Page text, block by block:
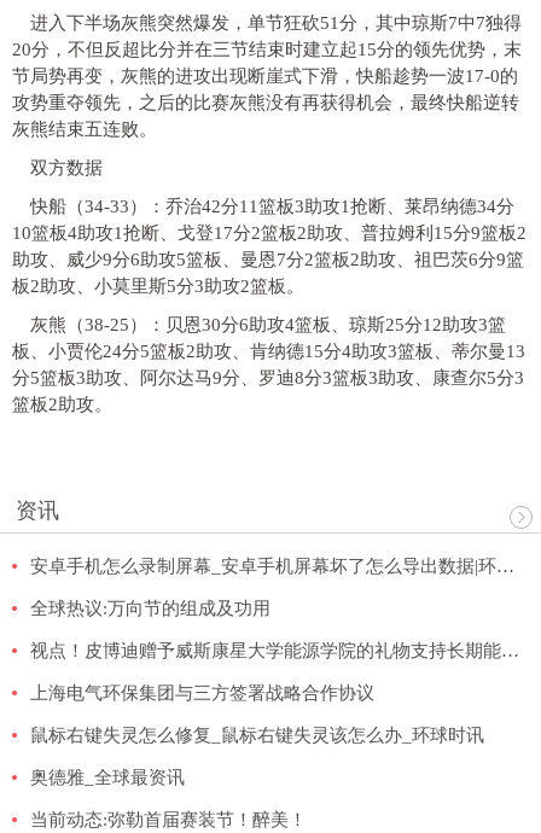
进入下半场灰熊突然爆发，单节狂砍51分，其中琼斯7中7独得
20分，不但反超比分并在三节结束时建立起15分的领先优势，末
节局势再变，灰熊的进攻出现断崖式下滑，快船趁势一波17-0的
攻势重夺领先，之后的比赛灰熊没有再获得机会，最终快船逆转
灰熊结束五连败。
双方数据
快船（34-33）：乔治42分11篮板3助攻1抢断、莱昂纳德34分
10篮板4助攻1抢断、戈登17分2篮板2助攻、普拉姆利15分9篮板2
助攻、威少9分6助攻5篮板、曼恩7分2篮板2助攻、祖巴茨6分9篮
板2助攻、小莫里斯5分3助攻2篮板。
灰熊（38-25）：贝恩30分6助攻4篮板、琼斯25分12助攻3篮
板、小贾伦24分5篮板2助攻、肯纳德15分4助攻3篮板、蒂尔曼13
分5篮板3助攻、阿尔达马9分、罗迪8分3篮板3助攻、康查尔5分3
篮板2助攻。
资讯
安卓手机怎么录制屏幕_安卓手机屏幕坏了怎么导出数据|环球新资讯
全球热议:万向节的组成及功用
视点！皮博迪赠予威斯康星大学能源学院的礼物支持长期能源创新
上海电气环保集团与三方签署战略合作协议
鼠标右键失灵怎么修复_鼠标右键失灵该怎么办_环球时讯
奥德雅_全球最资讯
当前动态:弥勒首届赛装节！醉美！